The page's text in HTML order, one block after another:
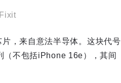
，来自意法半导体。这块代号
不包括iPhone 16e），其间